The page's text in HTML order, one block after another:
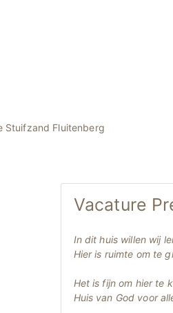
Stuifzand Fluitenberg
Vacature
In dit huis willen wij
Hier is ruimte om te
Het is fijn om hier te
Huis van God voor